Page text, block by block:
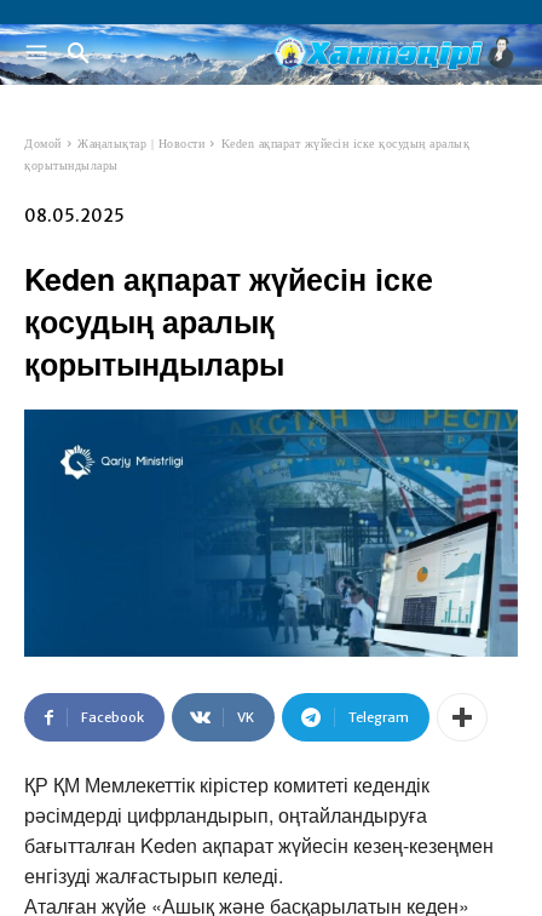
Домой Жаңалықтар | Новости
Keden ақпарат жүйесін іске қосудың аралық
қорытындылары
08.05.2025
Keden ақпарат жүйесін іске
қосудың аралық
қорытындылары
Facebook VK Telegram
ҚР ҚМ Мемлекеттік кірістер комитеті кедендік
рәсімдерді цифрландырып, оңтайландыруға
бағытталған Keden ақпарат жүйесін кезең-кезеңмен
енгізуді жалғастырып келеді.
Аталған жүйе «Ашық және басқарылатын кеден»